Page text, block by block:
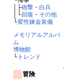
│├砲撃・ 白兵
│└回復 ・ その他
└変性錬金装備
メモリアルアルバ
ム
博物館
└トレンド
↑
冒険